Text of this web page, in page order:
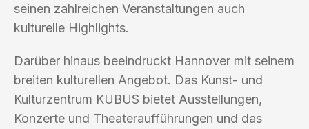
seinen zahlreichen Veranstaltungen auch
kulturelle Highlights.
Darüber hinaus beeindruckt Hannover mit seinem
breiten kulturellen Angebot. Das Kunst- und
Kulturzentrum KUBUS bietet Ausstellungen,
Konzerte und Theateraufführungen und das